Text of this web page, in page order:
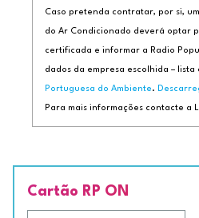
Caso pretenda contratar, por si,
do Ar Condicionado deverá optar
certificada e informar a Radio
dados da empresa escolhida – lista
Portuguesa do Ambiente.
Para mais informações contacte a
Cartão RP ON